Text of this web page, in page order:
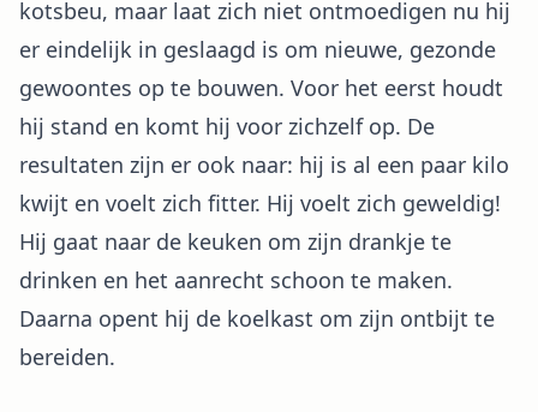
kotsbeu, maar laat zich niet ontmoedigen nu hij
er eindelijk in geslaagd is om nieuwe, gezonde
gewoontes op te bouwen. Voor het eerst houdt
hij stand en komt hij voor zichzelf op. De
resultaten zijn er ook naar: hij is al een paar kilo
kwijt en voelt zich fitter. Hij voelt zich geweldig!
Hij gaat naar de keuken om zijn drankje te
drinken en het aanrecht schoon te maken.
Daarna opent hij de koelkast om zijn ontbijt te
bereiden.